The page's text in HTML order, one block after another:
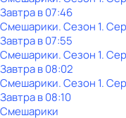
Завтра в 07:46
Смешарики. Сезон 1.
Завтра в 07:55
Смешарики. Сезон 1.
Завтра в 08:02
Смешарики. Сезон 1.
Завтра в 08:10
Смешарики